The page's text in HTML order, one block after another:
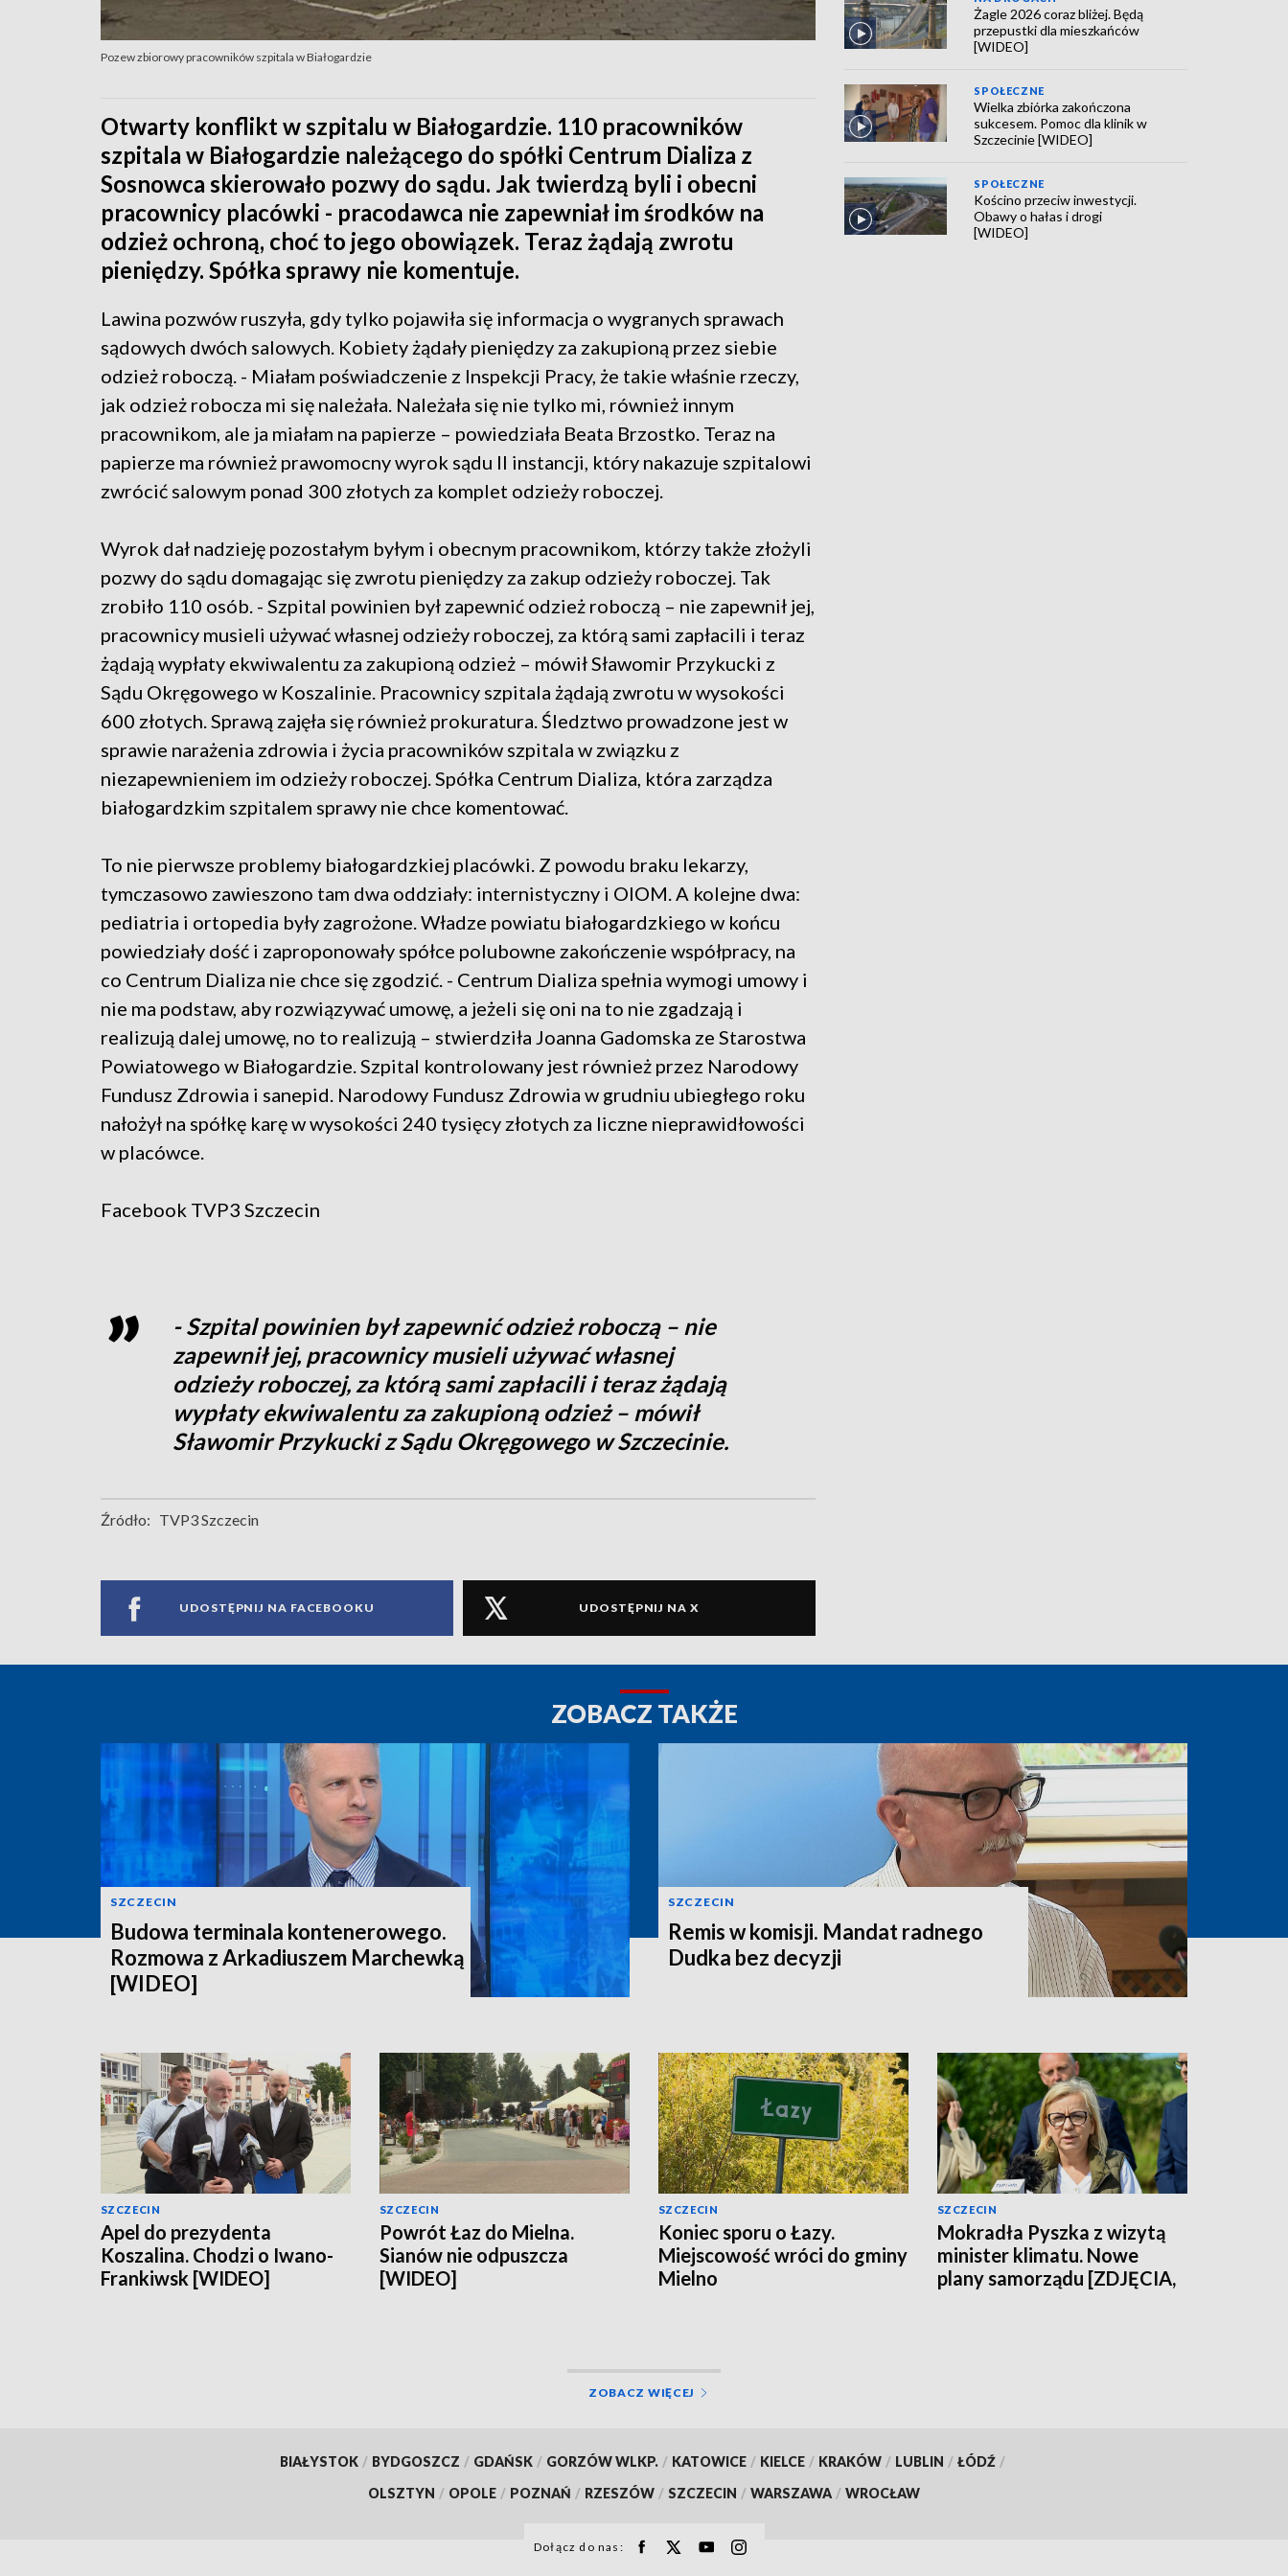
Pozew zbiorowy pracowników szpitala w Białogardzie
Otwarty konflikt w szpitalu w Białogardzie. 110 pracowników
szpitala w Białogardzie należącego do spółki Centrum Dializa z
Sosnowca skierowało pozwy do sądu. Jak twierdzą byli i obecni
pracownicy placówki - pracodawca nie zapewniał im środków na
odzież ochroną, choć to jego obowiązek. Teraz żądają zwrotu
pieniędzy. Spółka sprawy nie komentuje.
Lawina pozwów ruszyła, gdy tylko pojawiła się informacja o wygranych sprawach
sądowych dwóch salowych. Kobiety żądały pieniędzy za zakupioną przez siebie
odzież roboczą. - Miałam poświadczenie z Inspekcji Pracy, że takie właśnie rzeczy,
jak odzież robocza mi się należała. Należała się nie tylko mi, również innym
pracownikom, ale ja miałam na papierze – powiedziała Beata Brzostko. Teraz na
papierze ma również prawomocny wyrok sądu II instancji, który nakazuje szpitalowi
zwrócić salowym ponad 300 złotych za komplet odzieży roboczej.
Wyrok dał nadzieję pozostałym byłym i obecnym pracownikom, którzy także złożyli
pozwy do sądu domagając się zwrotu pieniędzy za zakup odzieży roboczej. Tak
zrobiło 110 osób. - Szpital powinien był zapewnić odzież roboczą – nie zapewnił jej,
pracownicy musieli używać własnej odzieży roboczej, za którą sami zapłacili i teraz
żądają wypłaty ekwiwalentu za zakupioną odzież – mówił Sławomir Przykucki z
Sądu Okręgowego w Koszalinie. Pracownicy szpitala żądają zwrotu w wysokości
600 złotych. Sprawą zajęła się również prokuratura. Śledztwo prowadzone jest w
sprawie narażenia zdrowia i życia pracowników szpitala w związku z
niezapewnieniem im odzieży roboczej. Spółka Centrum Dializa, która zarządza
białogardzkim szpitalem sprawy nie chce komentować.
To nie pierwsze problemy białogardzkiej placówki. Z powodu braku lekarzy,
tymczasowo zawieszono tam dwa oddziały: internistyczny i OIOM. A kolejne dwa:
pediatria i ortopedia były zagrożone. Władze powiatu białogardzkiego w końcu
powiedziały dość i zaproponowały spółce polubowne zakończenie współpracy, na
co Centrum Dializa nie chce się zgodzić. - Centrum Dializa spełnia wymogi umowy i
nie ma podstaw, aby rozwiązywać umowę, a jeżeli się oni na to nie zgadzają i
realizują dalej umowę, no to realizują – stwierdziła Joanna Gadomska ze Starostwa
Powiatowego w Białogardzie. Szpital kontrolowany jest również przez Narodowy
Fundusz Zdrowia i sanepid. Narodowy Fundusz Zdrowia w grudniu ubiegłego roku
nałożył na spółkę karę w wysokości 240 tysięcy złotych za liczne nieprawidłowości
w placówce.
Facebook TVP3 Szczecin
- Szpital powinien był zapewnić odzież roboczą – nie
zapewnił jej, pracownicy musieli używać własnej
odzieży roboczej, za którą sami zapłacili i teraz żądają
wypłaty ekwiwalentu za zakupioną odzież – mówił
Sławomir Przykucki z Sądu Okręgowego w Szczecinie.
Źródło: TVP3 Szczecin
UDOSTĘPNIJ NA FACEBOOKU UDOSTĘPNIJ NA X
Żagle 2026 coraz bliżej. Będą
przepustki dla mieszkańców
[WIDEO]
SPOŁECZNE
Wielka zbiórka zakończona
sukcesem. Pomoc dla klinik w
Szczecinie [WIDEO]
SPOŁECZNE
Kościno przeciw inwestycji.
Obawy o hałas i drogi
[WIDEO]
ZOBACZ TAKŻE
SZCZECIN
Budowa terminala kontenerowego.
Rozmowa z Arkadiuszem Marchewką
[WIDEO]
SZCZECIN
Remis w komisji. Mandat radnego
Dudka bez decyzji
SZCZECIN
Apel do prezydenta
Koszalina. Chodzi o Iwano-
Frankiwsk [WIDEO]
SZCZECIN
Powrót Łaz do Mielna.
Sianów nie odpuszcza
[WIDEO]
SZCZECIN
Koniec sporu o Łazy.
Miejscowość wróci do gminy
Mielno
SZCZECIN
Mokradła Pyszka z wizytą
minister klimatu. Nowe
plany samorządu [ZDJĘCIA,
ZOBACZ WIĘCEJ
BIAŁYSTOK / BYDGOSZCZ / GDAŃSK / GORZÓW WLKP. / KATOWICE / KIELCE / KRAKÓW / LUBLIN / ŁÓDŹ /
OLSZTYN / OPOLE / POZNAŃ / RZESZÓW / SZCZECIN / WARSZAWA / WROCŁAW
Dołącz do nas: